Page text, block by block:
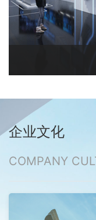
企业文化
COMPANY